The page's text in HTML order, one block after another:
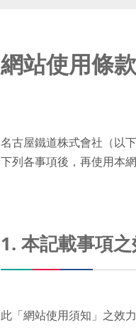
網站使用條款
名古屋鐵道株式會社（以
下列各事項後，再使用本網
1. 本記載事項
此「網站使用須知」之效